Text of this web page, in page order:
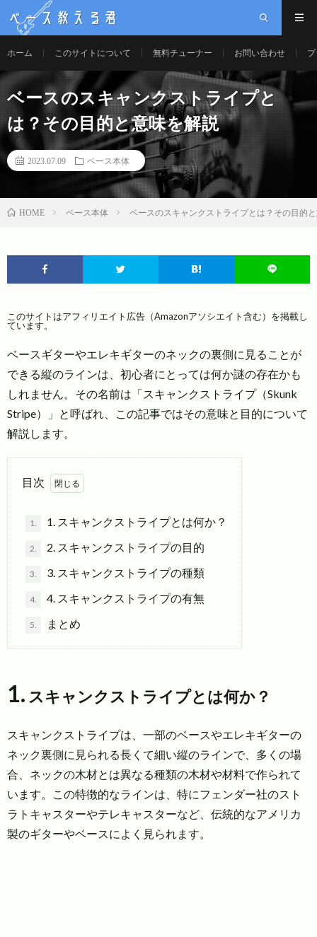
ベース教える君
ホーム このサイトについて 無料チューナー お問い合わせ
ベースのスキャンクストライプと
は？その目的と意味を解説
2023.07.09 ベース本体
HOME ベース本体 ベースのスキャンクストライプとは？その目的
このサイトはアフィリエイト広告（Amazonアソシエイト含む）を掲載し
ています。
ベースギターやエレキギターのネックの裏側に見ることが
できる縦のラインは、初心者にとっては何か謎の存在かも
しれません。その名前は「スキャンクストライプ（Skunk
Stripe）」と呼ばれ、この記事ではその意味と目的について
解説します。
目次
1. 1. スキャンクストライプとは何か？
2. 2. スキャンクストライプの目的
3. 3. スキャンクストライプの種類
4. 4. スキャンクストライプの有無
5. まとめ
1. スキャンクストライプとは何か？
スキャンクストライプは、一部のベースやエレキギターの
ネック裏側に見られる長くて細い縦のラインで、多くの場
合、ネックの木材とは異なる種類の木材や材料で作られて
います。この特徴的なラインは、特にフェンダー社のスト
ラトキャスターやテレキャスターなど、伝統的なアメリカ
製のギターやベースによく見られます。